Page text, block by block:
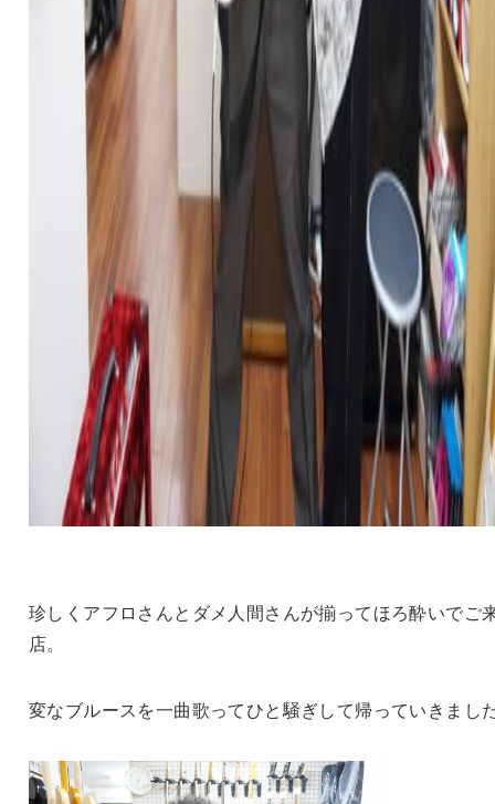
珍しくアフロさんとダメ人間さんが揃ってほろ酔いでご
店。
変なブルースを一曲歌ってひと騒ぎして帰っていきまし